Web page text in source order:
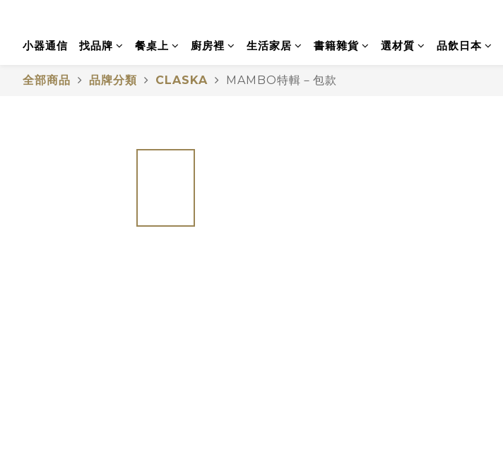
小器通信 找品牌 餐桌上 廚房裡 生活家居 書籍雜貨 選材質 品飲日本
全部商品 品牌分類 CLASKA MAMBO特輯－包款